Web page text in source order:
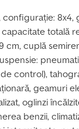
configurație:
totală
cm, cuplă
control),
geamuri
oglinzi
benzii,